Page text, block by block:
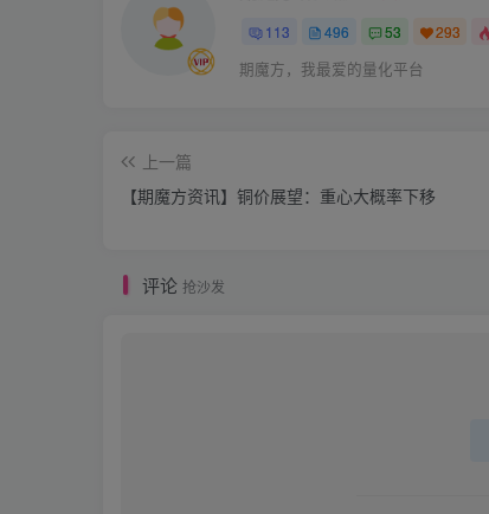
113 496 53 293
期魔方，我最爱的量化平台
上一篇
【期魔方资讯】铜价展望：重心大概率下移
评论 抢沙发